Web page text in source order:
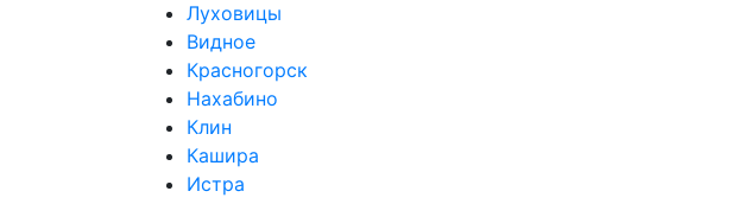
Луховицы
Видное
Красногорск
Нахабино
Клин
Кашира
Истра